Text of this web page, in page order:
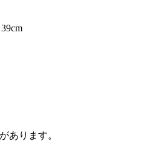
あります。